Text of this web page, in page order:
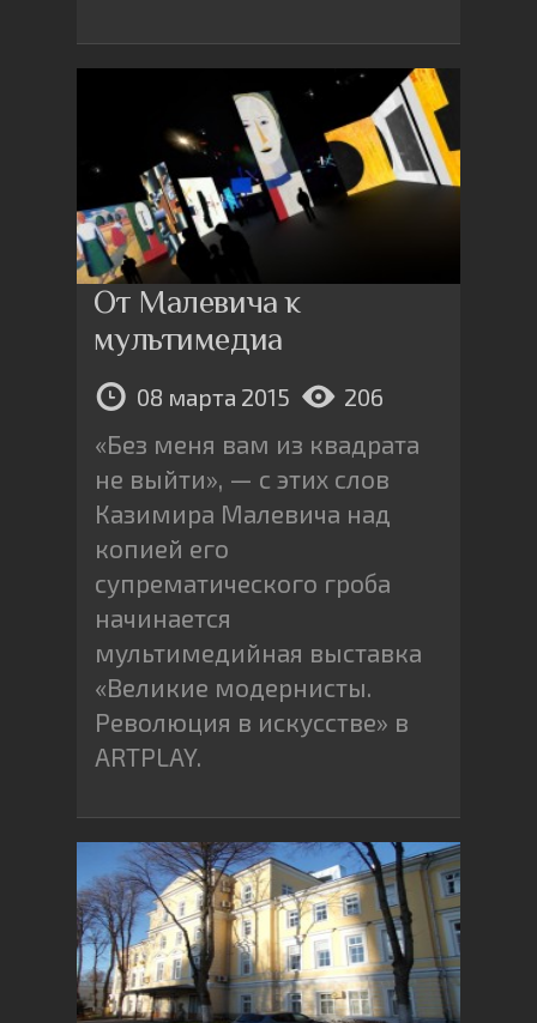
От Малевича к
мультимедиа
08 марта 2015 206
«Без меня вам из квадрата
не выйти», — с этих слов
Казимира Малевича над
копией его
супрематического гроба
начинается
мультимедийная выставка
«Великие модернисты.
Революция в искусстве» в
ARTPLAY.